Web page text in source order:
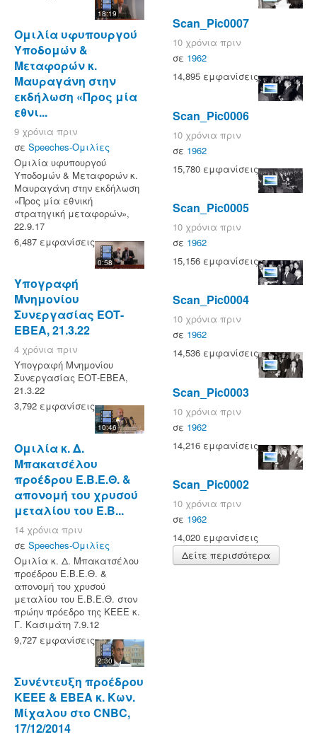
18:19
Ομιλία υφυπουργού
Υποδομών &
Μεταφορών κ.
Μαυραγάνη στην
εκδήλωση «Προς μία
εθνι...
9 χρόνια πριν
σε Speeches-Ομιλίες
Ομιλία υφυπουργού
Υποδομών & Μεταφορών κ.
Μαυραγάνη στην εκδήλωση
«Προς μία εθνική
στρατηγική μεταφορών»,
22.9.17
6,487 εμφανίσεις
0:58
Υπογραφή
Μνημονίου
Συνεργασίας ΕΟΤ-
ΕΒΕΑ, 21.3.22
4 χρόνια πριν
Υπογραφή Μνημονίου
Συνεργασίας ΕΟΤ-ΕΒΕΑ,
21.3.22
3,792 εμφανίσεις
10:46
Ομιλία κ. Δ.
Μπακατσέλου
προέδρου Ε.Β.Ε.Θ. &
απονομή του χρυσού
μεταλίου του Ε.Β...
14 χρόνια πριν
σε Speeches-Ομιλίες
Ομιλία κ. Δ. Μπακατσέλου
προέδρου Ε.Β.Ε.Θ. &
απονομή του χρυσού
μεταλίου του Ε.Β.Ε.Θ. στον
πρώην πρόεδρο της ΚΕΕΕ κ.
Γ. Κασιμάτη 7.9.12
9,727 εμφανίσεις
2:30
Συνέντευξη προέδρου
KEEE & ΕΒΕΑ κ. Κων.
Μίχαλου στο CNBC,
17/12/2014
Scan_Pic0007
10 χρόνια πριν
σε 1962
14,895 εμφανίσεις
Scan_Pic0006
10 χρόνια πριν
σε 1962
15,780 εμφανίσεις
Scan_Pic0005
10 χρόνια πριν
σε 1962
15,156 εμφανίσεις
Scan_Pic0004
10 χρόνια πριν
σε 1962
14,536 εμφανίσεις
Scan_Pic0003
10 χρόνια πριν
σε 1962
14,216 εμφανίσεις
Scan_Pic0002
10 χρόνια πριν
σε 1962
14,020 εμφανίσεις
Δείτε περισσότερα